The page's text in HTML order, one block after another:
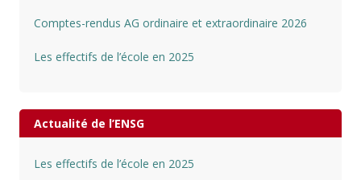
Comptes-rendus AG ordinaire et extraordinaire 2026
Les effectifs de l’école en 2025
Actualité de l’ENSG
Les effectifs de l’école en 2025